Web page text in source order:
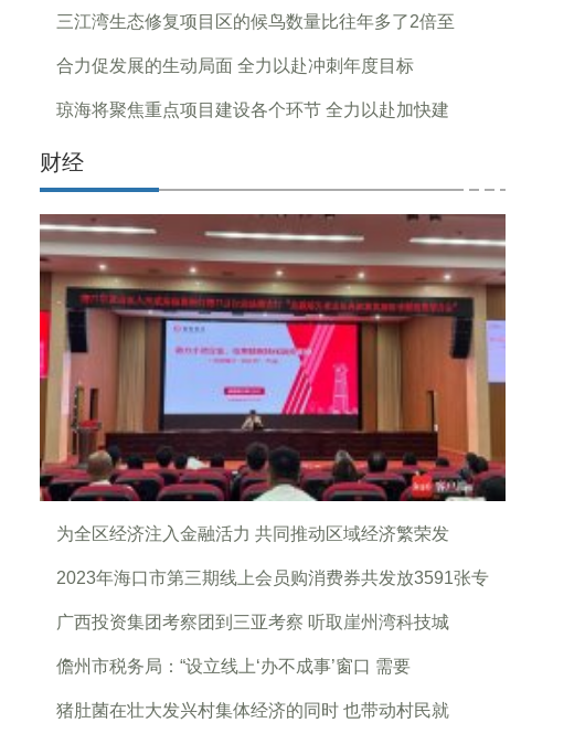
三江湾生态修复项目区的候鸟数量比往年多了2倍至
合力促发展的生动局面 全力以赴冲刺年度目标
琼海将聚焦重点项目建设各个环节 全力以赴加快建
财经
为全区经济注入金融活力 共同推动区域经济繁荣发
2023年海口市第三期线上会员购消费券共发放3591张专
广西投资集团考察团到三亚考察 听取崖州湾科技城
儋州市税务局：“设立线上‘办不成事’窗口 需要
猪肚菌在壮大发兴村集体经济的同时 也带动村民就